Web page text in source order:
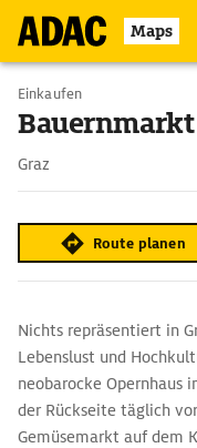
Maps
Einkaufen
Bauernmarkt
Graz
Route planen
Nichts repräsentiert in
Lebenslust und
neobarocke Opernhaus
der Rückseite täglich
Gemüsemarkt auf dem